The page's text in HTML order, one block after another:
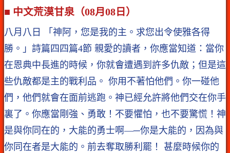
■ 中文荒漠甘泉（08月08日）
八月八日 「神阿，您是我的主。求您出令使雅各得
勝。」詩篇四四篇4節 親愛的讀者，你應當知道：當你
在恩典中長進的時候，你就會遭遇到許多仇敵；但是這
些仇敵都是主的戰利品。 你用不著怕他們。你一碰他
們，他們就會在面前逃跑。神已經允許將他們交在你手
裏了。你應當剛強、勇敢！不要懼怕，也不要驚慌！神
是與你同在的，大能的勇士啊—─你是大能的，因為與
你同在者是大能的。前去奪取勝利罷！ 甚麼時候你的